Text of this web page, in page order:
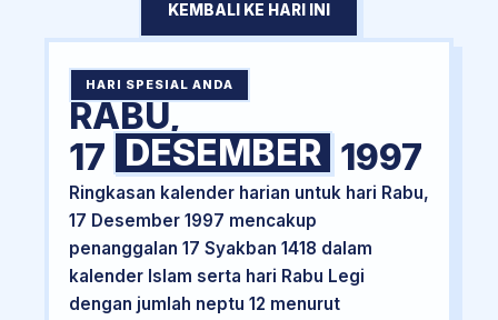
KEMBALI KE HARI INI
HARI SPESIAL ANDA
RABU,
17 DESEMBER 1997
Ringkasan kalender harian untuk hari Rabu,
17 Desember 1997 mencakup
penanggalan 17 Syakban 1418 dalam
kalender Islam serta hari Rabu Legi
dengan jumlah neptu 12 menurut